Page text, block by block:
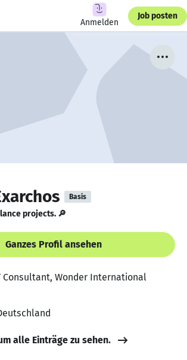
Anmelden
Job posten
Basis
projects. 🔎
Ganzes Profil ansehen
Consultant, Wonder International
alle Einträge zu sehen.